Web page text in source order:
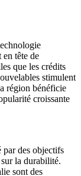
tête de
que les crédits
stimulent
région bénéficie
croissante
par des objectifs
la durabilité.
sont des